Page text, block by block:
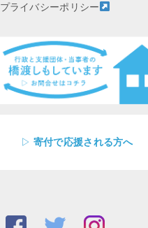
プライバシーポリシー
▷ 寄付で応援される方へ